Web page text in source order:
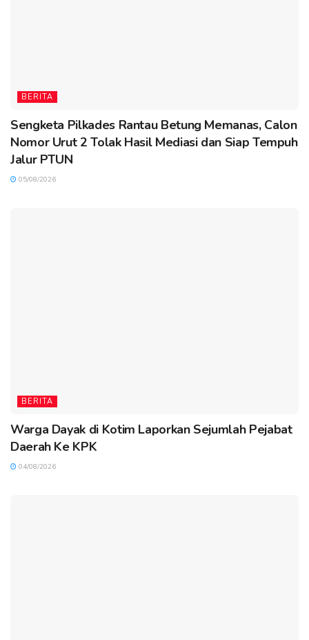
BERITA
Sengketa Pilkades Rantau Betung Memanas, Calon
Nomor Urut 2 Tolak Hasil Mediasi dan Siap Tempuh
Jalur PTUN
05/08/2026
BERITA
Warga Dayak di Kotim Laporkan Sejumlah Pejabat
Daerah Ke KPK
04/08/2026